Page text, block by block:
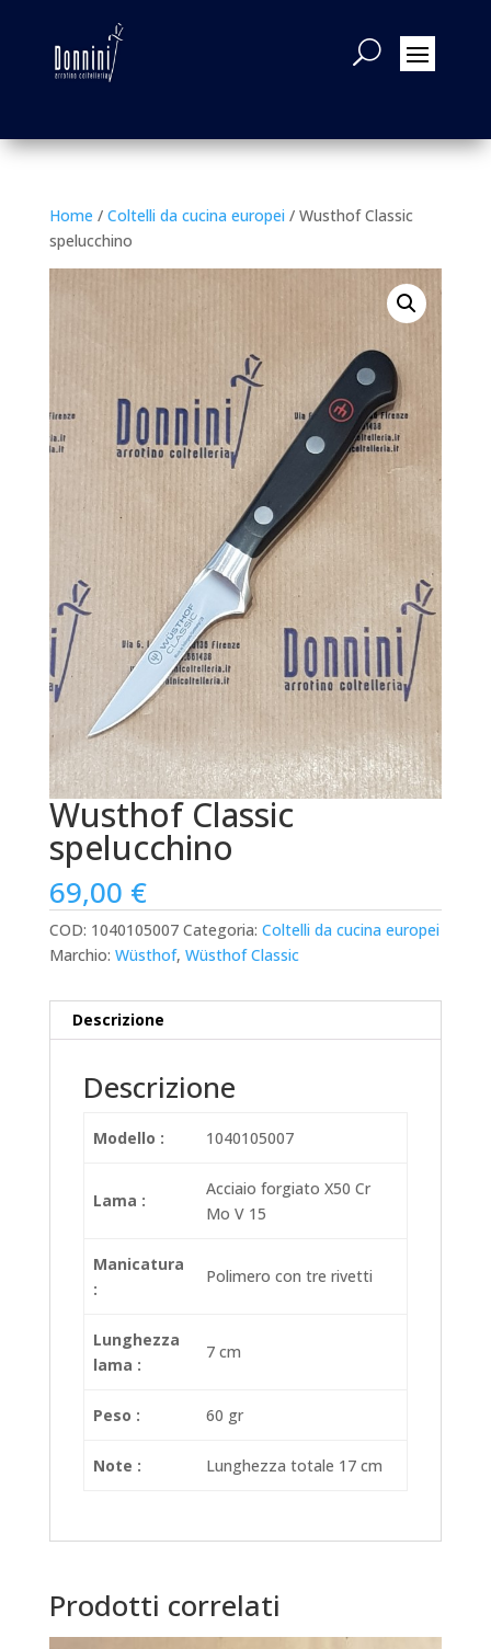
Home / Coltelli da cucina europei / Wusthof Classic
spelucchino
Wusthof Classic
spelucchino
69,00 €
COD: 1040105007 Categoria: Coltelli da cucina europei
Marchio: Wüsthof, Wüsthof Classic
Descrizione
Descrizione
Modello : 1040105007
Lama :
Acciaio forgiato X50 Cr
Mo V 15
Manicatura
:
Polimero con tre rivetti
Lunghezza
lama :
7 cm
Peso : 60 gr
Note : Lunghezza totale 17 cm
Prodotti correlati